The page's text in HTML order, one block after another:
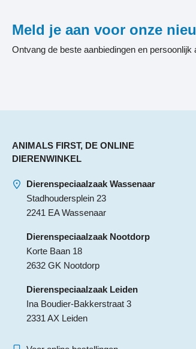
Meld je aan voor onze
Ontvang de beste aanbiedingen en persoonlijk
ANIMALS FIRST, DE ONLINE
DIERENWINKEL
Dierenspeciaalzaak Wassenaar
Stadhoudersplein 23
2241 EA Wassenaar
Dierenspeciaalzaak Nootdorp
Korte Baan 18
2632 GK Nootdorp
Dierenspeciaalzaak Leiden
Ina Boudier-Bakkerstraat 3
2331 AX Leiden